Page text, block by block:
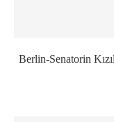
Berlin-Senatorin